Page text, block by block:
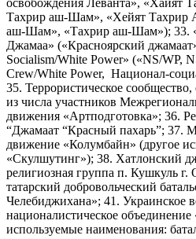
освобождения Леванта», «Хайят
Тахрир аш-Шам», «Хейят
аш-Шам», «Тахрир аш-Шам»); 33.
Джамаа» («Красноярский
Socialism/White Power» («NS/WP,
Crew/White Power, Национал-
35. Террористическое
из числа участников
движения «Артподготовка»; 36.
“Джамаат “Красный пахарь”; 37.
движение «Колумбайн» (другое
«Скулшутинг»); 38. Хатлонский
религиозная группа п. Кушкуль
татарский добровольческий
Челебиджихана»; 41. Украинское
националистическое
используемые наименования: